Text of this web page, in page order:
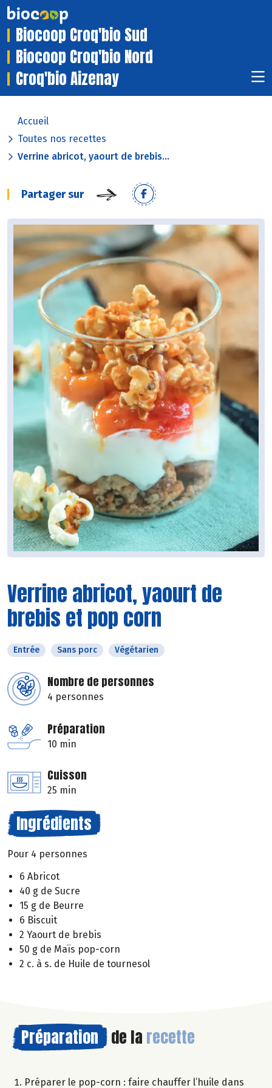
Biocoop Croq'bio Sud
Biocoop Croq'bio Nord
Croq'bio Aizenay
Accueil
Toutes nos recettes
Verrine abricot, yaourt de brebis...
Partager sur
Verrine abricot, yaourt de
brebis et pop corn
Entrée Sans porc Végétarien
Nombre de personnes
4 personnes
Préparation
10 min
Cuisson
25 min
Ingrédients
Pour 4 personnes
6 Abricot
40 g de Sucre
15 g de Beurre
6 Biscuit
2 Yaourt de brebis
50 g de Maïs pop-corn
2 c. à s. de Huile de tournesol
Préparation de la recette
Préparer le pop-corn : faire chauffer l’huile dans